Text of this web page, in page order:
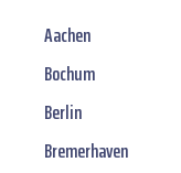
Aachen
Bochum
Berlin
Bremerhaven